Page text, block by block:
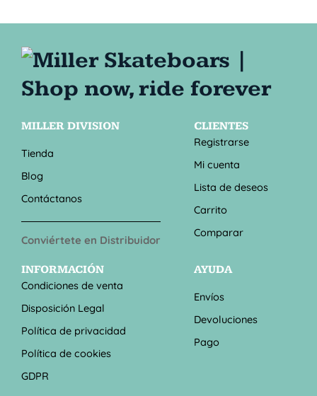
MILLER DIVISION
Tienda
Blog
Contáctanos
Conviértete en Distribuidor
CLIENTES
Registrarse
Mi cuenta
Lista de deseos
Carrito
Comparar
INFORMACIÓN
Condiciones de venta
Disposición Legal
Política de privacidad
Política de cookies
GDPR
AYUDA
Envíos
Devoluciones
Pago